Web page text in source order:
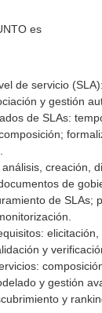
es
de servicio
y gestión
de SLAs:
creación,
de
de SLAs;
elicitación,
y
y gestión
y